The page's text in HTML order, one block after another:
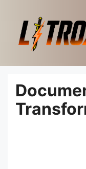
conteúdo